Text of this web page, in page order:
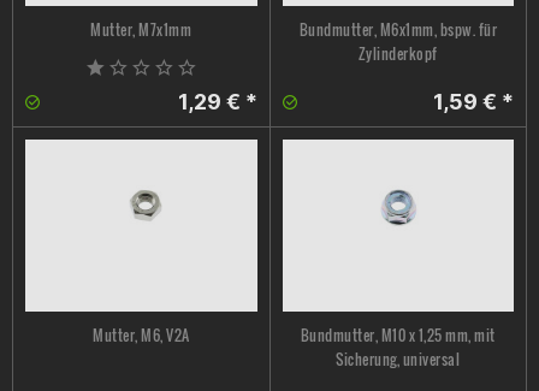
Mutter, M7x1mm
1,29 € *
Bundmutter, M6x1mm, bspw. für
Zylinderkopf
1,59 € *
Mutter, M6, V2A
Bundmutter, M10 x 1,25 mm, mit
Sicherung, universal